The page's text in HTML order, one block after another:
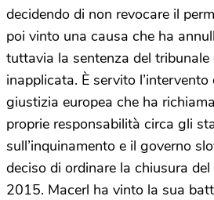
decidendo di non revocare il
poi vinto una causa che ha
tuttavia la sentenza del tribunale
inapplicata. È servito
giustizia europea che ha
proprie responsabilità circa gli
sull’inquinamento e il governo
deciso di ordinare la chiusura
2015. Macerl ha vinto la sua